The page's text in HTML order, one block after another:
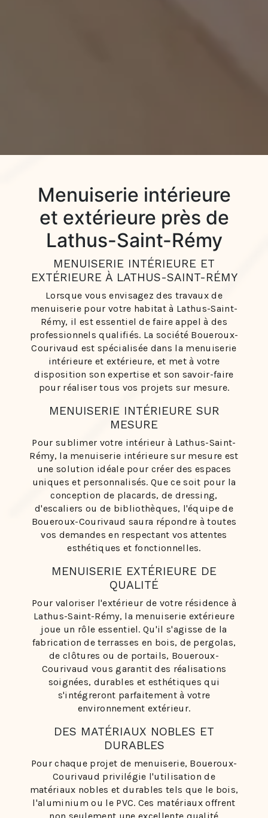
Menuiserie intérieure
et extérieure près de
Lathus-Saint-Rémy
MENUISERIE INTÉRIEURE ET
EXTÉRIEURE À LATHUS-SAINT-RÉMY
Lorsque vous envisagez des travaux de
menuiserie pour votre habitat à Lathus-Saint-
Rémy, il est essentiel de faire appel à des
professionnels qualifiés. La société Boueroux-
Courivaud est spécialisée dans la menuiserie
intérieure et extérieure, et met à votre
disposition son expertise et son savoir-faire
pour réaliser tous vos projets sur mesure.
MENUISERIE INTÉRIEURE SUR
MESURE
Pour sublimer votre intérieur à Lathus-Saint-
Rémy, la menuiserie intérieure sur mesure est
une solution idéale pour créer des espaces
uniques et personnalisés. Que ce soit pour la
conception de placards, de dressing,
d'escaliers ou de bibliothèques, l'équipe de
Boueroux-Courivaud saura répondre à toutes
vos demandes en respectant vos attentes
esthétiques et fonctionnelles.
MENUISERIE EXTÉRIEURE DE
QUALITÉ
Pour valoriser l'extérieur de votre résidence à
Lathus-Saint-Rémy, la menuiserie extérieure
joue un rôle essentiel. Qu'il s'agisse de la
fabrication de terrasses en bois, de pergolas,
de clôtures ou de portails, Boueroux-
Courivaud vous garantit des réalisations
soignées, durables et esthétiques qui
s'intégreront parfaitement à votre
environnement extérieur.
DES MATÉRIAUX NOBLES ET
DURABLES
Pour chaque projet de menuiserie, Boueroux-
Courivaud privilégie l'utilisation de
matériaux nobles et durables tels que le bois,
l'aluminium ou le PVC. Ces matériaux offrent